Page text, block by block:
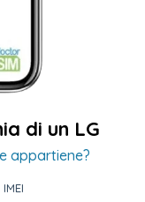
di un LG
appartiene?